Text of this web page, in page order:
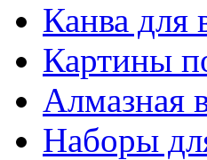
Канва для
Картины
Алмазная
Наборы